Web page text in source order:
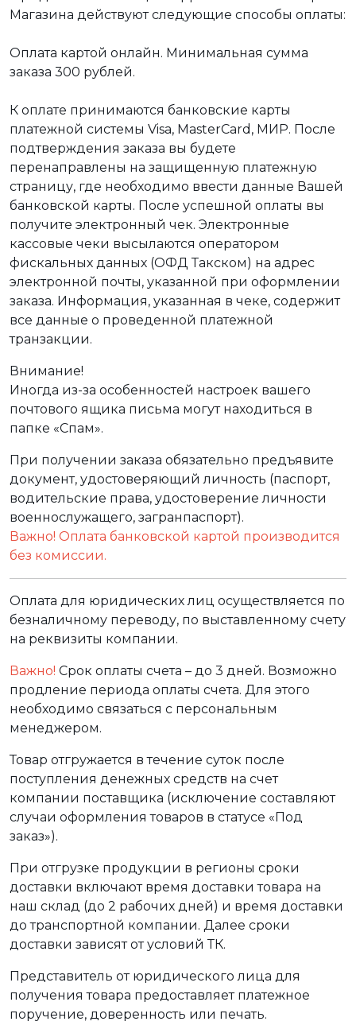
Магазина действуют следующие способы оплаты:
Оплата картой онлайн. Минимальная сумма
заказа 300 рублей.
К оплате принимаются банковские карты
платежной системы Visa, MasterCard, МИР. После
подтверждения заказа вы будете
перенаправлены на защищенную платежную
страницу, где необходимо ввести данные Вашей
банковской карты. После успешной оплаты вы
получите электронный чек. Электронные
кассовые чеки высылаются оператором
фискальных данных (ОФД Такском) на адрес
электронной почты, указанной при оформлении
заказа. Информация, указанная в чеке, содержит
все данные о проведенной платежной
транзакции.
Внимание!
Иногда из-за особенностей настроек вашего
почтового ящика письма могут находиться в
папке «Спам».
При получении заказа обязательно предъявите
документ, удостоверяющий личность (паспорт,
водительские права, удостоверение личности
военнослужащего, загранпаспорт).
Важно! Оплата банковской картой производится
без комиссии.
Оплата для юридических лиц осуществляется по
безналичному переводу, по выставленному счету
на реквизиты компании.
Важно! Срок оплаты счета – до 3 дней. Возможно
продление периода оплаты счета. Для этого
необходимо связаться с персональным
менеджером.
Товар отгружается в течение суток после
поступления денежных средств на счет
компании поставщика (исключение составляют
случаи оформления товаров в статусе «Под
заказ»).
При отгрузке продукции в регионы сроки
доставки включают время доставки товара на
наш склад (до 2 рабочих дней) и время доставки
до транспортной компании. Далее сроки
доставки зависят от условий ТК.
Представитель от юридического лица для
получения товара предоставляет платежное
поручение, доверенность или печать.